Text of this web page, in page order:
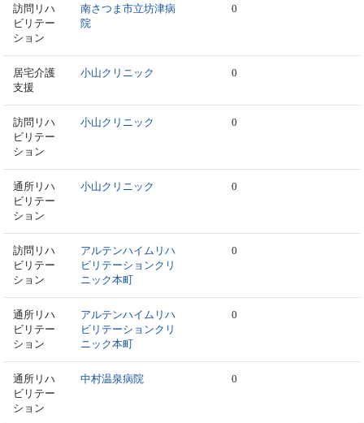
訪問リハ
ビリテー
ション
南さつま市立坊津病
院
0
居宅介護
支援
小山クリニック 0
訪問リハ
ビリテー
ション
小山クリニック 0
通所リハ
ビリテー
ション
小山クリニック 0
訪問リハ
ビリテー
ション
アルテンハイムリハ
ビリテーションクリ
ニック本町
0
通所リハ
ビリテー
ション
アルテンハイムリハ
ビリテーションクリ
ニック本町
0
通所リハ
ビリテー
ション
中村温泉病院 0